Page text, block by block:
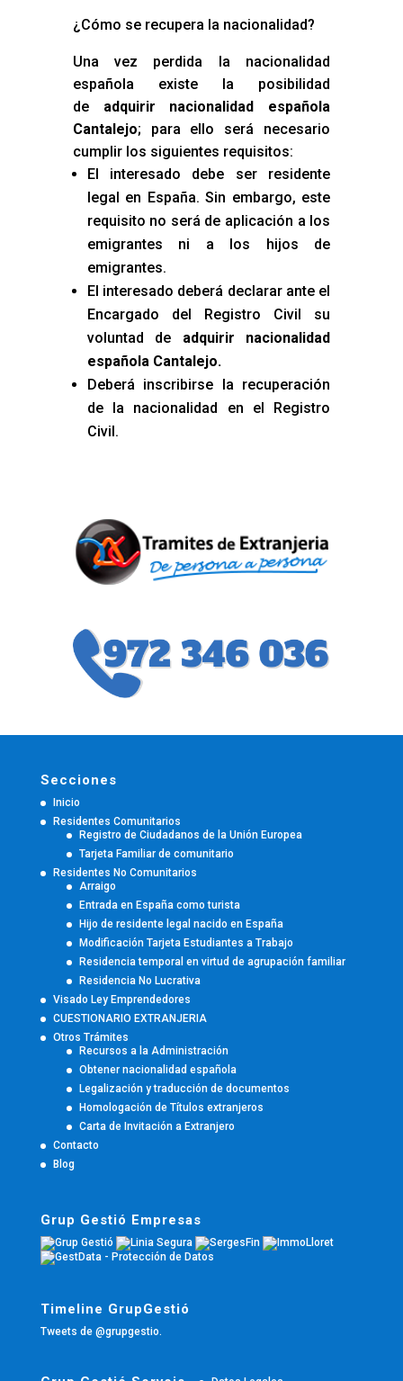
¿Cómo se recupera la nacionalidad?
Una vez perdida la nacionalidad
española existe la posibilidad
de adquirir nacionalidad española
Cantalejo; para ello será necesario
cumplir los siguientes requisitos:
El interesado debe ser residente
legal en España. Sin embargo, este
requisito no será de aplicación a los
emigrantes ni a los hijos de
emigrantes.
El interesado deberá declarar ante el
Encargado del Registro Civil su
voluntad de adquirir nacionalidad
española Cantalejo.
Deberá inscribirse la recuperación
de la nacionalidad en el Registro
Civil.
Secciones
Inicio
Residentes Comunitarios
Registro de Ciudadanos de la Unión Europea
Tarjeta Familiar de comunitario
Residentes No Comunitarios
Arraigo
Entrada en España como turista
Hijo de residente legal nacido en España
Modificación Tarjeta Estudiantes a Trabajo
Residencia temporal en virtud de agrupación familiar
Residencia No Lucrativa
Visado Ley Emprendedores
CUESTIONARIO EXTRANJERIA
Otros Trámites
Recursos a la Administración
Obtener nacionalidad española
Legalización y traducción de documentos
Homologación de Títulos extranjeros
Carta de Invitación a Extranjero
Contacto
Blog
Grup Gestió Empresas
Timeline GrupGestió
Tweets de @grupgestio.